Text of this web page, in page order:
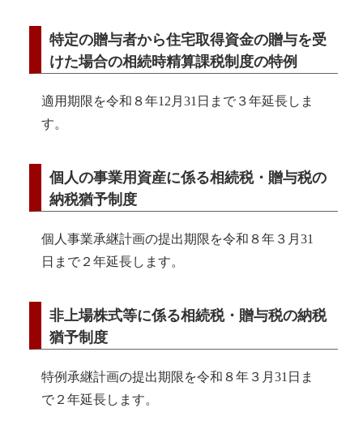
特定の贈与者から住宅取得資金の贈与を受
けた場合の相続時精算課税制度の特例
適用期限を令和８年12月31日まで３年延長しま
す。
個人の事業用資産に係る相続税・贈与税の
納税猶予制度
個人事業承継計画の提出期限を令和８年３月31
日まで２年延長します。
非上場株式等に係る相続税・贈与税の納税
猶予制度
特例承継計画の提出期限を令和８年３月31日ま
で２年延長します。